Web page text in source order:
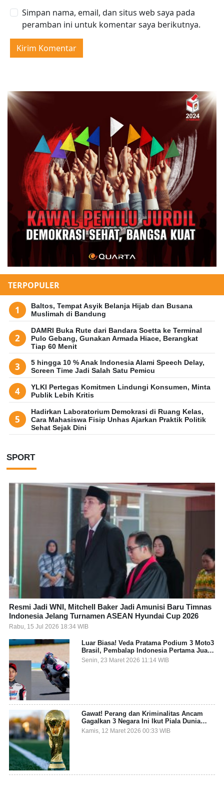
Simpan nama, email, dan situs web saya pada
peramban ini untuk komentar saya berikutnya.
TERPOPULER
Baltos, Tempat Asyik Belanja Hijab dan Busana
Muslimah di Bandung
DAMRI Buka Rute dari Bandara Soetta ke Terminal
Pulo Gebang, Gunakan Armada Hiace, Berangkat
Tiap 60 Menit
5 hingga 10 % Anak Indonesia Alami Speech Delay,
Screen Time Jadi Salah Satu Pemicu
YLKI Pertegas Komitmen Lindungi Konsumen, Minta
Publik Lebih Kritis
Hadirkan Laboratorium Demokrasi di Ruang Kelas,
Cara Mahasiswa Fisip Unhas Ajarkan Praktik Politik
Sehat Sejak Dini
SPORT
Resmi Jadi WNI, Mitchell Baker Jadi Amunisi Baru Timnas
Indonesia Jelang Turnamen ASEAN Hyundai Cup 2026
Rabu, 15 Jul 2026 18:34 WIB
Luar Biasa! Veda Pratama Podium 3 Moto3
Brasil, Pembalap Indonesia Pertama Juara
Grand Prix
Senin, 23 Maret 2026 11:14 WIB
Gawat! Perang dan Kriminalitas Ancam
Gagalkan 3 Negara Ini Ikut Piala Dunia
2026
Kamis, 12 Maret 2026 00:33 WIB